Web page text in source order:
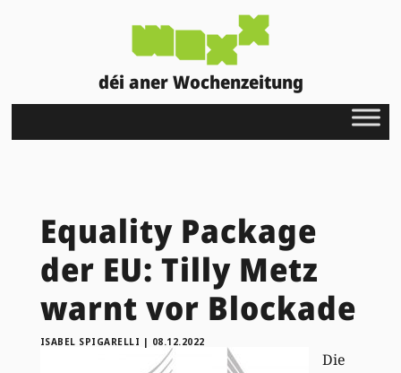
déi aner Wochenzeitung
Equality Package
der EU: Tilly Metz
warnt vor Blockade
ISABEL SPIGARELLI | 08.12.2022
Die